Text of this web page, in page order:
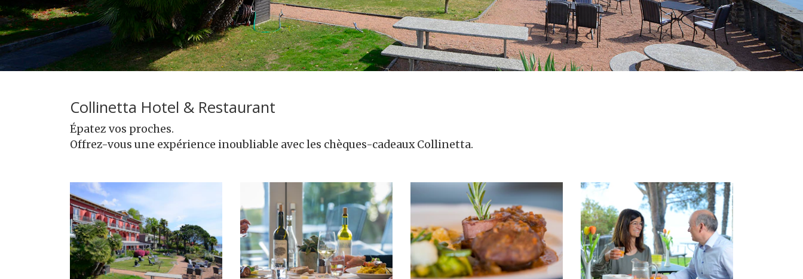
Collinetta Hotel & Restaurant
Épatez vos proches.
Offrez-vous une expérience inoubliable avec les chèques-cadeaux Collinetta.